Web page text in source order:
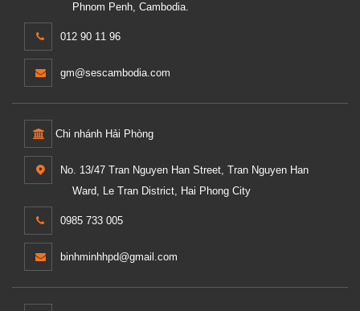
Phnom Penh, Cambodia.
012 90 11 96
gm@sescambodia.com
Chi nhánh Hải Phòng
No. 13/47 Tran Nguyen Han Street, Tran Nguyen Han
Ward, Le Tran District, Hai Phong City
0985 733 005
binhminhhpd@gmail.com